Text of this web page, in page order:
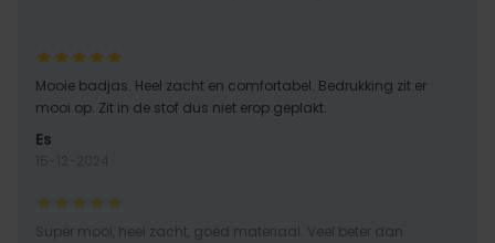
Mooie badjas. Heel zacht en comfortabel. Bedrukking zit er
mooi op. Zit in de stof dus niet erop geplakt.
Es
15-12-2024
Super mooi, heel zacht, goed materiaal. Veel beter dan